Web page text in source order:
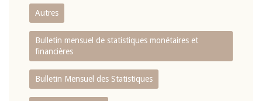
Autres
Bulletin mensuel de statistiques monétaires et
financières
Bulletin Mensuel des Statistiques